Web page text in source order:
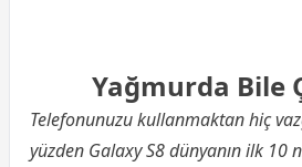
Yağmurda Bile
Telefonunuzu kullanmaktan hiç
yüzden Galaxy S8 dünyanın ilk 10